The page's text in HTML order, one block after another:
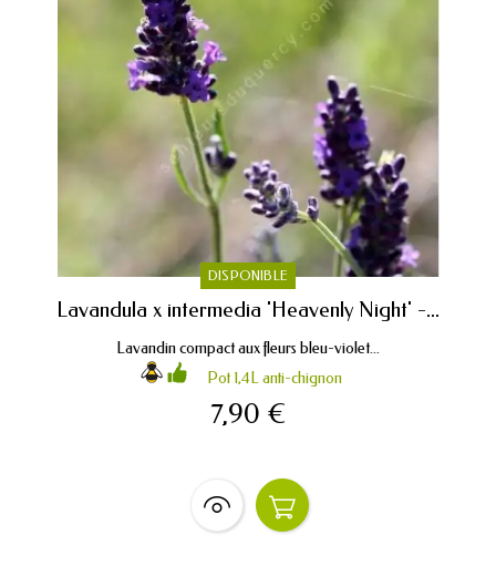
DISPONIBLE
Lavandula x intermedia 'Heavenly Night' -...
Lavandin compact aux fleurs bleu-violet...
Pot 1,4L anti-chignon
7,90 €